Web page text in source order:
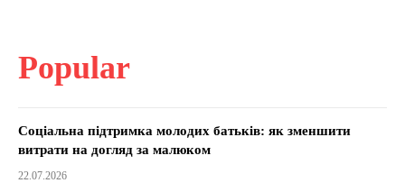
Popular
Соціальна підтримка молодих батьків: як зменшити
витрати на догляд за малюком
22.07.2026